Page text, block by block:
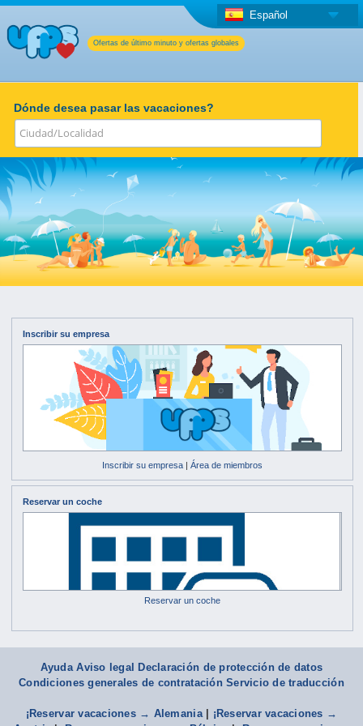
Ofertas de último minuto y ofertas globales
Español
Dónde desea pasar las vacaciones?
Inscribir su empresa
Inscribir su empresa| Área de miembros
Reservar un coche
Reservar un coche
Ayuda Aviso legal Declaración de protección de datos
Condiciones generales de contratación Servicio de traducción
¡Reservar vacaciones → Alemania| ¡Reservar vacaciones →